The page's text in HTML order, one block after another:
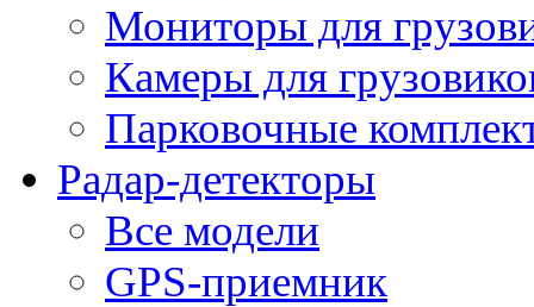
Мониторы для
Камеры для
Парковочные
Радар-детекторы
Все модели
GPS-приемник